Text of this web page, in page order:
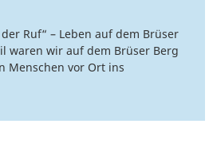
Ruf“ – Leben auf dem Brüser
waren wir auf dem Brüser Berg
Menschen vor Ort ins